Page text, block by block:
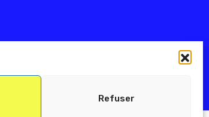
Refuser